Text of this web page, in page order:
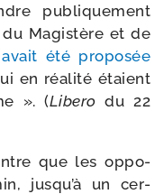
publi­que­ment
Magistère et de
été pro­po­sée
en réa­li­té étaient
». (Libero du 22
que les oppo­
jus­qu’à un cer­